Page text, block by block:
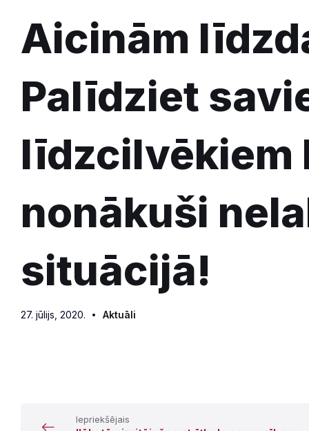
Aicinām
Palīdziet
līdzcilvēkiem
nonākuši
situācijā!
27. jūlijs, 2020. Aktuāli
Iepriekšējais